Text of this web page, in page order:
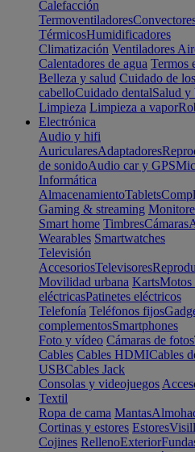
Calefacción
Termoventiladores
TérmicosHumidificadores
Climatización Ventiladores
Calentadores de agua Termos
Belleza y salud Cuidado de
cabelloCuidado dentalSalud y
Limpieza Limpieza a vapor
Electrónica
Audio y hifi
AuricularesAdaptadores
de sonidoAudio car y GPS
Informática
AlmacenamientoTablets
Gaming & streaming
Smart home TimbresCámaras
Wearables Smartwatches
Televisión
AccesoriosTelevisores
Movilidad urbana KartsMotos
eléctricasPatinetes eléctricos
Telefonía Teléfonos fijos
complementosSmartphones
Foto y vídeo Cámaras de fotos
Cables Cables HDMICables
USBCables Jack
Consolas y videojuegos
Textil
Ropa de cama Mantas
Cortinas y estores Estores
Cojines RellenoExterior